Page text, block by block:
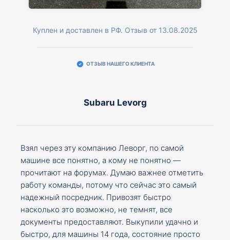
Куплен и доставлен в РФ. Отзыв от 13.08.2025
ОТЗЫВ НАШЕГО КЛИЕНТА
Subaru Levorg
Взял через эту компанию Леворг, по самой
машине все понятно, а кому не понятно —
прочитают на форумах. Думаю важнее отметить
работу команды, потому что сейчас это самый
надежный посредник. Привозят быстро
насколько это возможно, не темнят, все
документы предоставляют. Выкупили удачно и
быстро, для машины 14 года, состояние просто